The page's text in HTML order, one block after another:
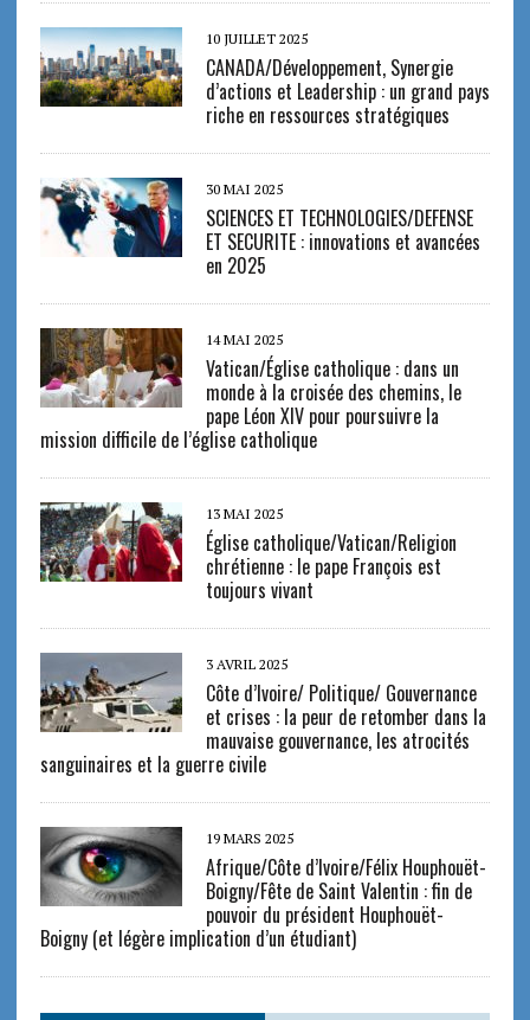
10 JUILLET 2025
CANADA/Développement, Synergie
d’actions et Leadership : un grand pays
riche en ressources stratégiques
30 MAI 2025
SCIENCES ET TECHNOLOGIES/DEFENSE
ET SECURITE : innovations et avancées
en 2025
14 MAI 2025
Vatican/Église catholique : dans un
monde à la croisée des chemins, le
pape Léon XIV pour poursuivre la
mission difficile de l’église catholique
13 MAI 2025
Église catholique/Vatican/Religion
chrétienne : le pape François est
toujours vivant
3 AVRIL 2025
Côte d’Ivoire/ Politique/ Gouvernance
et crises : la peur de retomber dans la
mauvaise gouvernance, les atrocités
sanguinaires et la guerre civile
19 MARS 2025
Afrique/Côte d’Ivoire/Félix Houphouët-
Boigny/Fête de Saint Valentin : fin de
pouvoir du président Houphouët-
Boigny (et légère implication d’un étudiant)